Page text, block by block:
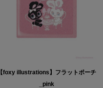
【foxy illustrations】フラットポーチ
_pink